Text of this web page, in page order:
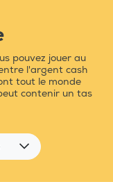
pouvez jouer au
entre l'argent cash
tout le monde
contenir un tas